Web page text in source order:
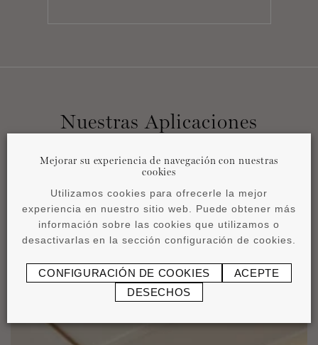
Nuestras Aplicaciones
Mejorar su experiencia de navegación con nuestras
cookies
Utilizamos cookies para ofrecerle la mejor
experiencia en nuestro sitio web. Puede obtener más
información sobre las cookies que utilizamos o
desactivarlas en la sección configuración de cookies.
CONFIGURACIÓN DE COOKIES
ACEPTE
DESECHOS